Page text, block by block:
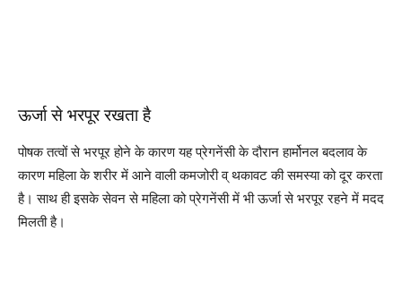
ऊर्जा से भरपूर रखता है
पोषक तत्वों से भरपूर होने के कारण यह प्रेगनेंसी के दौरान हार्मोनल बदलाव के
कारण महिला के शरीर में आने वाली कमजोरी व् थकावट की समस्या को दूर करता
है। साथ ही इसके सेवन से महिला को प्रेगनेंसी में भी ऊर्जा से भरपूर रहने में मदद
मिलती है।